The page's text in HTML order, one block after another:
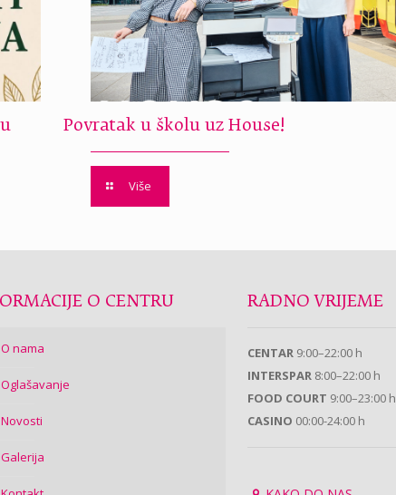
Povratak u školu uz House!
Više
O CENTRU
O nama
Oglašavanje
Novosti
Galerija
RADNO VRIJEME
CENTAR 9:00–22:00 h
INTERSPAR 8:00–22:00 h
FOOD COURT 9:00–23:00 h
CASINO 00:00-24:00 h